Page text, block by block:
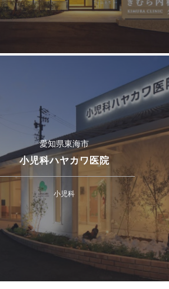
愛知県東海市
小児科ハヤカワ医院
小児科